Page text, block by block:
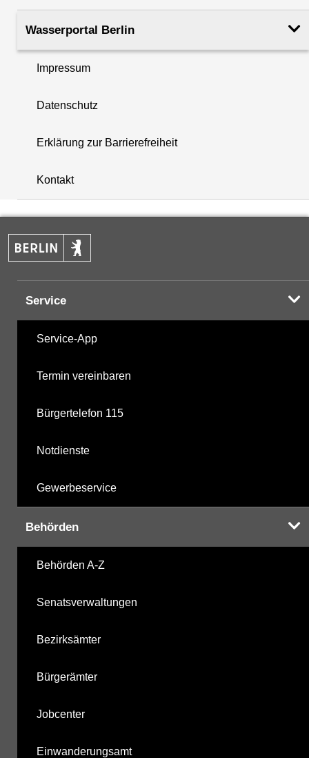
Rohroberkante
(m ü. NHN)
51.39
Filteroberkante
(m u. GOK)
+
−
Wasserportal Berlin
Impressum
Datenschutz
Erklärung zur Barrierefreiheit
Kontakt
Service
Service-App
Termin vereinbaren
Bürgertelefon 115
Notdienste
Gewerbeservice
Behörden
Behörden A-Z
Senatsverwaltungen
Bezirksämter
Bürgerämter
Jobcenter
Einwanderungsamt